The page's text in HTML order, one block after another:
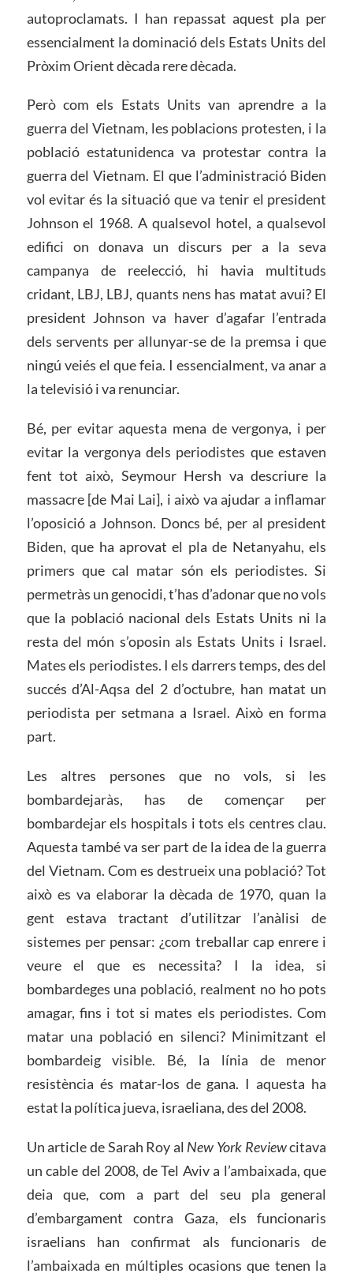
autoproclamats. I han repassat aquest pla per
essencialment la dominació dels Estats Units del
Pròxim Orient dècada rere dècada.
Però com els Estats Units van aprendre a la
guerra del Vietnam, les poblacions protesten, i la
població estatunidenca va protestar contra la
guerra del Vietnam. El que l’administració Biden
vol evitar és la situació que va tenir el president
Johnson el 1968. A qualsevol hotel, a qualsevol
edifici on donava un discurs per a la seva
campanya de reelecció, hi havia multituds
cridant, LBJ, LBJ, quants nens has matat avui? El
president Johnson va haver d’agafar l’entrada
dels servents per allunyar-se de la premsa i que
ningú veiés el que feia. I essencialment, va anar a
la televisió i va renunciar.
Bé, per evitar aquesta mena de vergonya, i per
evitar la vergonya dels periodistes que estaven
fent tot això, Seymour Hersh va descriure la
massacre [de Mai Lai], i això va ajudar a inflamar
l’oposició a Johnson. Doncs bé, per al president
Biden, que ha aprovat el pla de Netanyahu, els
primers que cal matar són els periodistes. Si
permetràs un genocidi, t’has d’adonar que no vols
que la població nacional dels Estats Units ni la
resta del món s’oposin als Estats Units i Israel.
Mates els periodistes. I els darrers temps, des del
succés d’Al-Aqsa del 2 d’octubre, han matat un
periodista per setmana a Israel. Això en forma
part.
Les altres persones que no vols, si les
bombardejaràs, has de començar per
bombardejar els hospitals i tots els centres clau.
Aquesta també va ser part de la idea de la guerra
del Vietnam. Com es destrueix una població? Tot
això es va elaborar la dècada de 1970, quan la
gent estava tractant d’utilitzar l’anàlisi de
sistemes per pensar: ¿com treballar cap enrere i
veure el que es necessita? I la idea, si
bombardeges una població, realment no ho pots
amagar, fins i tot si mates els periodistes. Com
matar una població en silenci? Minimitzant el
bombardeig visible. Bé, la línia de menor
resistència és matar-los de gana. I aquesta ha
estat la política jueva, israeliana, des del 2008.
Un article de Sarah Roy al New York Reviewcitava
un cable del 2008, de Tel Aviv a l’ambaixada, que
deia que, com a part del seu pla general
d’embargament contra Gaza, els funcionaris
israelians han confirmat als funcionaris de
l’ambaixada en múltiples ocasions que tenen la